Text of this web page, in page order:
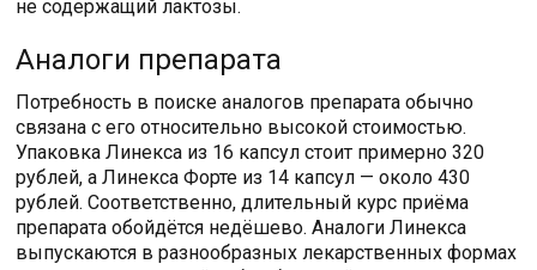
не содержащий лактозы.
Аналоги препарата
Потребность в поиске аналогов препарата обычно
связана с его относительно высокой стоимостью.
Упаковка Линекса из 16 капсул стоит примерно 320
рублей, а Линекса Форте из 14 капсул — около 430
рублей. Соответственно, длительный курс приёма
препарата обойдётся недёшево. Аналоги Линекса
выпускаются в разнообразных лекарственных формах